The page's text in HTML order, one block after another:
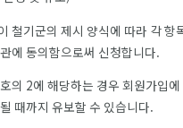
철기군의 제시 양식에 따라 각 항
에 동의함으로써 신청합니다.
의 2에 해당하는 경우 회원가입에
때까지 유보할 수 있습니다.